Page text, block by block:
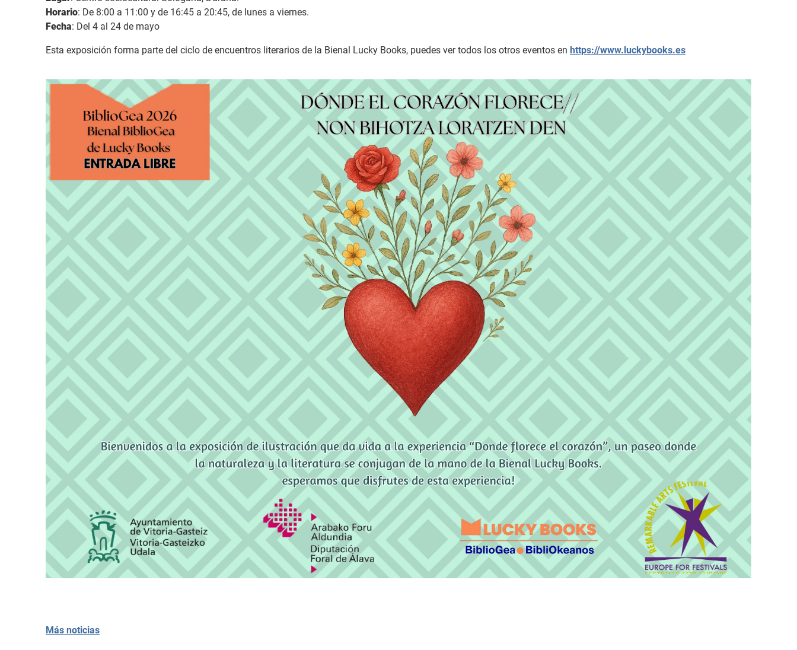
Horario: De 8:00 a 11:00 y de 16:45 a 20:45, de lunes a viernes.
Fecha: Del 4 al 24 de mayo
Esta exposición forma parte del ciclo de encuentros literarios de la Bienal Lucky Books, puedes ver todos los otros eventos en https://www.luckybooks.es
Más noticias